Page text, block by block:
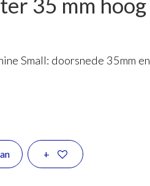
Small: doorsnede 35mm en
+